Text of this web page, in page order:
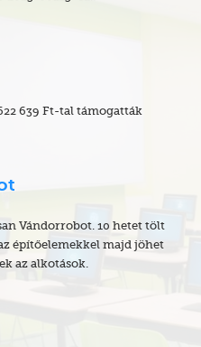
639 Ft-tal támogatták
Vándorrobot. 10 hetet tölt
építőelemekkel majd jöhet
az alkotások.